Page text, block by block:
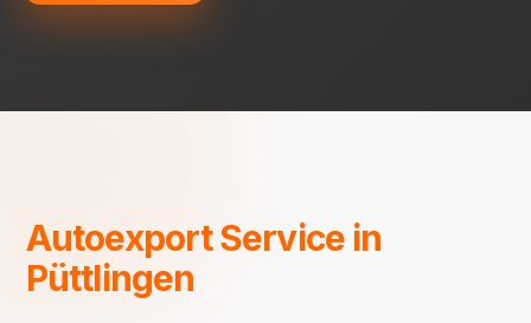
Autoexport Service in
Püttlingen